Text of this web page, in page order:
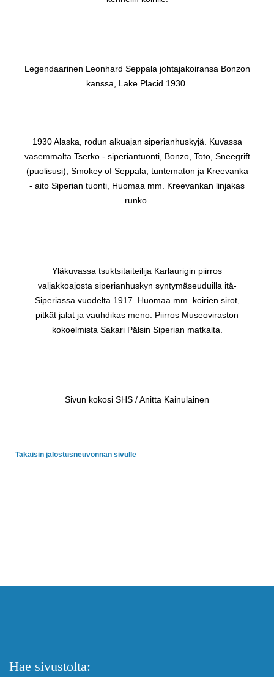
Legendaarinen Leonhard Seppala johtajakoiransa Bonzon
kanssa, Lake Placid 1930.
1930 Alaska, rodun alkuajan siperianhuskyjä. Kuvassa
vasemmalta Tserko - siperiantuonti, Bonzo, Toto, Sneegrift
(puolisusi), Smokey of Seppala, tuntematon ja Kreevanka
- aito Siperian tuonti, Huomaa mm. Kreevankan linjakas
runko.
Yläkuvassa tsuktsitaiteilija Karlaurigin piirros
valjakkoajosta siperianhuskyn syntymäseuduilla itä-
Siperiassa vuodelta 1917. Huomaa mm. koirien sirot,
pitkät jalat ja vauhdikas meno. Piirros Museoviraston
kokoelmista Sakari Pälsin Siperian matkalta.
Sivun kokosi SHS / Anitta Kainulainen
Takaisin jalostusneuvonnan sivulle
Hae sivustolta: